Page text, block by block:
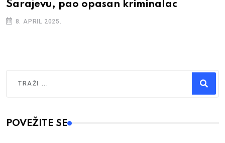
Sarajevu, pao opasan kriminalac
8. APRIL 2025.
Type 2 or more characters for results.
POVEŽITE SE